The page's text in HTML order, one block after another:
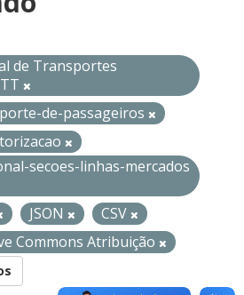
de Transportes
de-passageiros
secoes-linhas-mercados
JSON
CSV
Commons Atribuição